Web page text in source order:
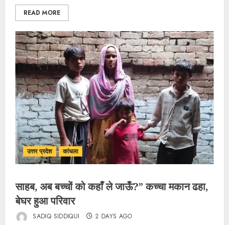
READ MORE
उत्तर प्रदेश कांधला
साहब, अब बच्चों को कहाँ ले जाऊँ?” कच्चा मकान ढहा,
बेघर हुआ परिवार
SADIQ SIDDIQUI 2 DAYS AGO